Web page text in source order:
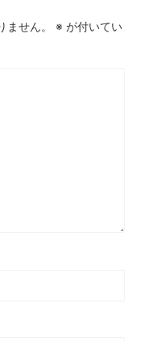
せん。 ※ が付いてい